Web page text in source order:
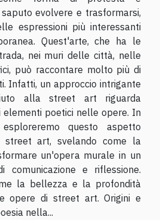
saputo evolvere e trasformarsi,
espressioni più interessanti
Quest'arte, che ha le
nei muri delle città, nelle
può raccontare molto più di
Infatti, un approccio intrigante
alla street art riguarda
elementi poetici nelle opere. In
questo aspetto
street art, svelando come la
un'opera murale in un
comunicazione e riflessione.
la bellezza e la profondità
opere di street art. Origini e
nella...